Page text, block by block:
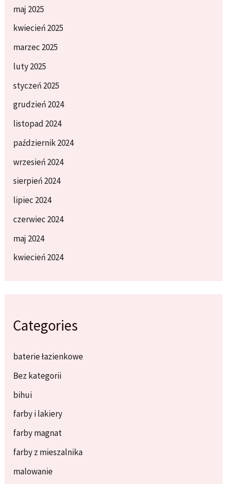
maj 2025
kwiecień 2025
marzec 2025
luty 2025
styczeń 2025
grudzień 2024
listopad 2024
październik 2024
wrzesień 2024
sierpień 2024
lipiec 2024
czerwiec 2024
maj 2024
kwiecień 2024
Categories
baterie łazienkowe
Bez kategorii
bihui
farby i lakiery
farby magnat
farby z mieszalnika
malowanie